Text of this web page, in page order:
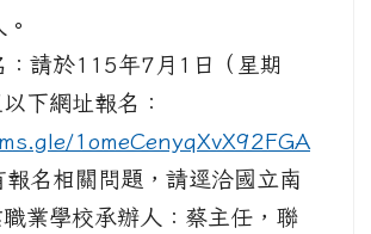
請於115年7月1日（星期
下網址報名：
1omeCenyqXvX92FGA
名相關問題，請逕洽國立南
業學校承辦人：蔡主任，聯